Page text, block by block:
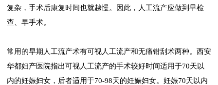
复杂，手术后康复时间也就越慢。因此，人工流产应做到早检
查、早手术。
常用的早期人工流产术有可视人工流产和无痛钳刮术两种。西安
华都妇产医院指出可视人工流产的手术较好时间适用于70天以
内的妊娠妇女，后者适用于70-98天的妊娠妇女。妊娠70天以内